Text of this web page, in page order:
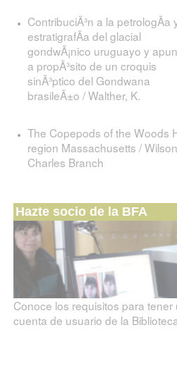
ContribuciÃ³n a la petrologÃ­a
estratigrafÃ­a del glacial
gondwÃ¡nico uruguayo y
a propÃ³sito de un croquis
sinÃ³ptico del Gondwana
brasileÃ±o / Walther, K.
The Copepods of the Woods
region Massachusetts /
Charles Branch
Hazte socio de la BFA
Conoce los requisitos para tener
cuenta de usuario de la